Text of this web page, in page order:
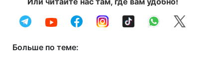
Больше по теме: